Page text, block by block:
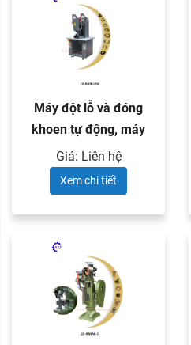
Máy đột lỗ và đóng
khoen tự động, máy
tán đinh ...
Giá: Liên hệ
Xem chi tiết